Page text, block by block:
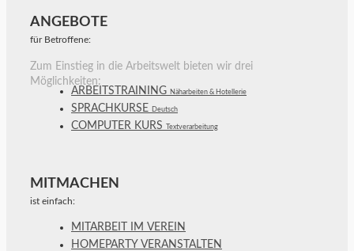
ANGEBOTE
für Betroffene:
Zum Einstieg in die Arbeitswelt bieten wir drei
Möglichkeiten:
ARBEITSTRAINING Näharbeiten & Hotellerie
SPRACHKURSE Deutsch
COMPUTER KURS Textverarbeitung
MITMACHEN
ist einfach:
MITARBEIT IM VEREIN
HOMEPARTY VERANSTALTEN